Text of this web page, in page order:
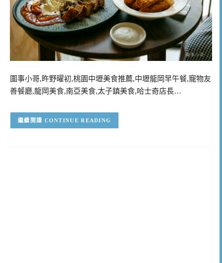
圍事小哥,旿野曜初,桃園中壢美食推薦,中壢龍岡早午餐,寵物友
善餐廳,龍岡美食,南亞美食,太子鎮美食,哈士奇店長…
CONTINUE READING